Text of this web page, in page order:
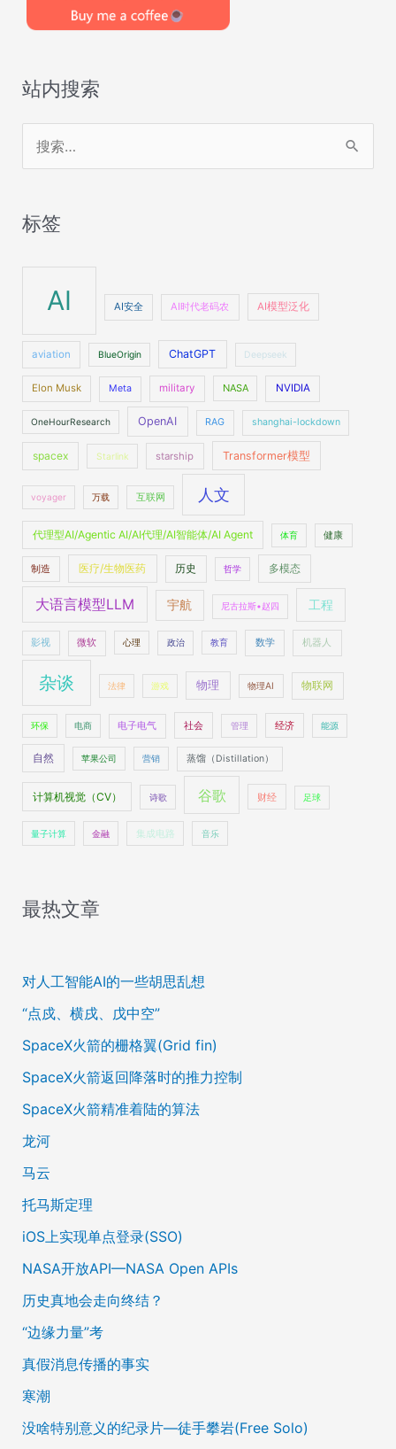
站内搜索
索
标签
AI AI安全 AI时代老码农 AI模型泛化
aviation BlueOrigin ChatGPT Deepseek
Elon Musk Meta military NASA NVIDIA
OneHourResearch OpenAI RAG shanghai-lockdown
spacex Starlink starship Transformer模型
voyager 万载 互联网 人文
代理型AI/Agentic AI/AI代理/AI智能体/AI Agent 体育 健康
制造 医疗/生物医药 历史 哲学 多模态
大语言模型LLM 宇航 尼古拉斯•赵四 工程
影视 微软 心理 政治 教育 数学 机器人
杂谈 法律 游戏 物理 物理AI 物联网
环保 电商 电子电气 社会 管理 经济 能源
自然 苹果公司 营销 蒸馏（Distillation）
计算机视觉（CV） 诗歌 谷歌 财经 足球
量子计算 金融 集成电路 音乐
最热文章
对人工智能AI的一些胡思乱想
“点戍、横戌、戊中空”
SpaceX火箭的栅格翼(Grid fin)
SpaceX火箭返回降落时的推力控制
SpaceX火箭精准着陆的算法
龙河
马云
托马斯定理
iOS上实现单点登录(SSO)
NASA开放API—NASA Open APIs
历史真地会走向终结？
“边缘力量”考
真假消息传播的事实
寒潮
没啥特别意义的纪录片—徒手攀岩(Free Solo)